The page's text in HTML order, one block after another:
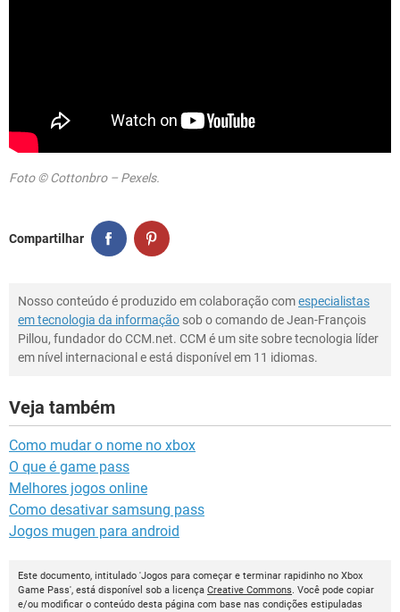
Foto © Cottonbro – Pexels.
Compartilhar
Nosso conteúdo é produzido em colaboração comespecialistas
em tecnologia da informação sob o comando de Jean-François
Pillou, fundador do CCM.net. CCM é um site sobre tecnologia líder
em nível internacional e está disponível em 11 idiomas.
Veja também
Como mudar o nome no xbox
O que é game pass
Melhores jogos online
Como desativar samsung pass
Jogos mugen para android
Este documento, intitulado 'Jogos para começar e terminar rapidinho no Xbox
Game Pass', está disponível sob a licença Creative Commons. Você pode copiar
e/ou modificar o conteúdo desta página com base nas condições estipuladas